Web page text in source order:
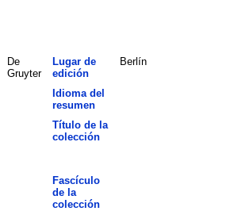
De
Gruyter
Lugar de
edición
Berlín
Idioma del
resumen
Título de la
colección
Fascículo
de la
colección